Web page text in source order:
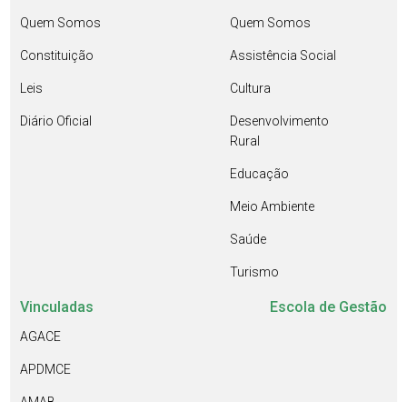
Quem Somos
Constituição
Leis
Diário Oficial
Quem Somos
Assistência Social
Cultura
Desenvolvimento
Rural
Educação
Meio Ambiente
Saúde
Turismo
Vinculadas
AGACE
APDMCE
Escola de Gestão